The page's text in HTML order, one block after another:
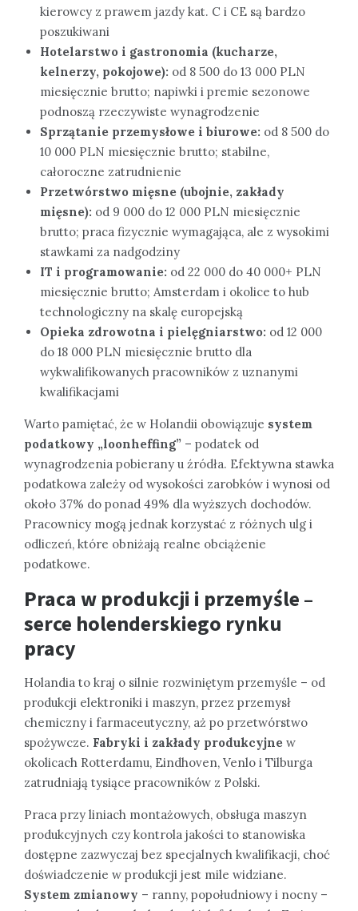
kierowcy z prawem jazdy kat. C i CE są bardzo
poszukiwani
Hotelarstwo i gastronomia (kucharze,
kelnerzy, pokojowe): od 8 500 do 13 000 PLN
miesięcznie brutto; napiwki i premie sezonowe
podnoszą rzeczywiste wynagrodzenie
Sprzątanie przemysłowe i biurowe: od 8 500 do
10 000 PLN miesięcznie brutto; stabilne,
całoroczne zatrudnienie
Przetwórstwo mięsne (ubojnie, zakłady
mięsne): od 9 000 do 12 000 PLN miesięcznie
brutto; praca fizycznie wymagająca, ale z wysokimi
stawkami za nadgodziny
IT i programowanie: od 22 000 do 40 000+ PLN
miesięcznie brutto; Amsterdam i okolice to hub
technologiczny na skalę europejską
Opieka zdrowotna i pielęgniarstwo: od 12 000
do 18 000 PLN miesięcznie brutto dla
wykwalifikowanych pracowników z uznanymi
kwalifikacjami
Warto pamiętać, że w Holandii obowiązuje system
podatkowy „loonheffing” – podatek od
wynagrodzenia pobierany u źródła. Efektywna stawka
podatkowa zależy od wysokości zarobków i wynosi od
około 37% do ponad 49% dla wyższych dochodów.
Pracownicy mogą jednak korzystać z różnych ulg i
odliczeń, które obniżają realne obciążenie
podatkowe.
Praca w produkcji i przemyśle –
serce holenderskiego rynku
pracy
Holandia to kraj o silnie rozwiniętym przemyśle – od
produkcji elektroniki i maszyn, przez przemysł
chemiczny i farmaceutyczny, aż po przetwórstwo
spożywcze. Fabryki i zakłady produkcyjne w
okolicach Rotterdamu, Eindhoven, Venlo i Tilburga
zatrudniają tysiące pracowników z Polski.
Praca przy liniach montażowych, obsługa maszyn
produkcyjnych czy kontrola jakości to stanowiska
dostępne zazwyczaj bez specjalnych kwalifikacji, choć
doświadczenie w produkcji jest mile widziane.
System zmianowy – ranny, popołudniowy i nocny –